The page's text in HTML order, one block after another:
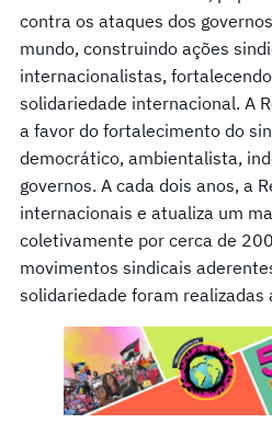
contra os ataques dos
mundo, construindo ações
internacionalistas,
solidariedade internacional. A
a favor do fortalecimento do
democrático, ambientalista,
governos. A cada dois anos, a
internacionais e atualiza um
coletivamente por cerca de
movimentos sindicais
solidariedade foram realizadas